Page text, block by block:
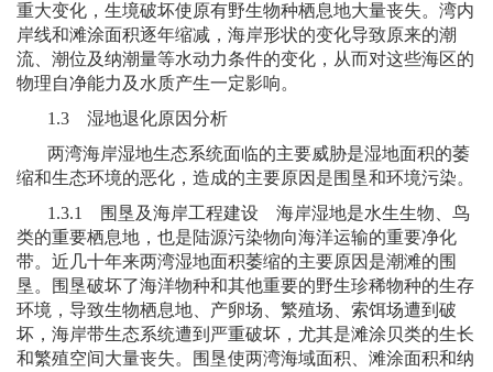
重大变化，生境破坏使原有野生物种栖息地大量丧失。湾内
岸线和滩涂面积逐年缩减，海岸形状的变化导致原来的潮
流、潮位及纳潮量等水动力条件的变化，从而对这些海区的
物理自净能力及水质产生一定影响。
1.3 湿地退化原因分析
两湾海岸湿地生态系统面临的主要威胁是湿地面积的萎
缩和生态环境的恶化，造成的主要原因是围垦和环境污染。
1.3.1
围垦及海岸工程建设 海岸湿地是水生生物、鸟
类的重要栖息地，也是陆源污染物向海洋运输的重要净化
带。近几十年来两湾湿地面积萎缩的主要原因是潮滩的围
垦。围垦破坏了海洋物种和其他重要的野生珍稀物种的生存
环境，导致生物栖息地、产卵场、繁殖场、索饵场遭到破
坏，海岸带生态系统遭到严重破坏，尤其是滩涂贝类的生长
和繁殖空间大量丧失。围垦使两湾海域面积、滩涂面积和纳